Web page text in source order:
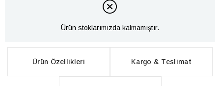
Ürün stoklarımızda kalmamıştır.
Ürün Özellikleri Kargo & Teslimat